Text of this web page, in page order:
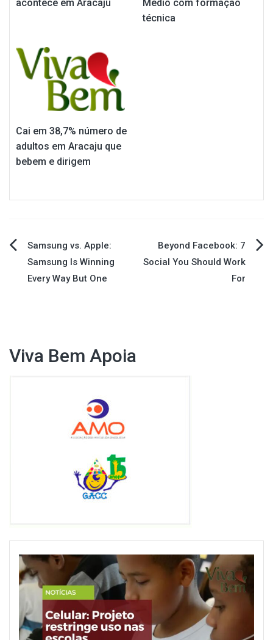
acontece em Aracaju
Médio com formação
técnica
Cai em 38,7% número de
adultos em Aracaju que
bebem e dirigem
Navegação
de
Samsung vs. Apple:
Samsung Is Winning
Every Way But One
Beyond Facebook: 7
Social You Should Work
For
Viva Bem Apoia